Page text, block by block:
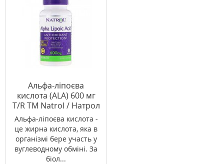
Альфа-ліпоєва
кислота (ALA) 600 мг
T/R ТМ Natrol / Натрол
45 таблеток
Альфа-ліпоєва кислота -
це жирна кислота, яка в
організмі бере участь у
вуглеводному обміні. За
біол...